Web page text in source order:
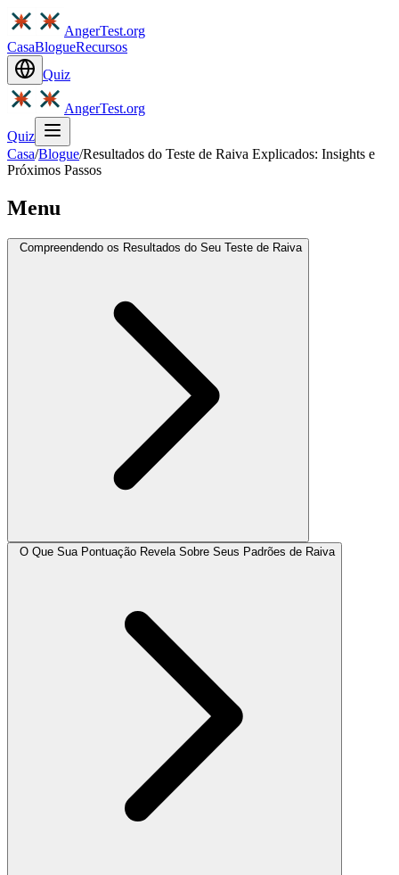
AngerTest.org
CasaBlogueRecursos
Quiz
AngerTest.org
Quiz
Casa/Blogue/Resultados do Teste de Raiva Explicados: Insights e
Próximos Passos
Menu
Compreendendo os Resultados do Seu Teste de Raiva
O Que Sua Pontuação Revela Sobre Seus Padrões de Raiva